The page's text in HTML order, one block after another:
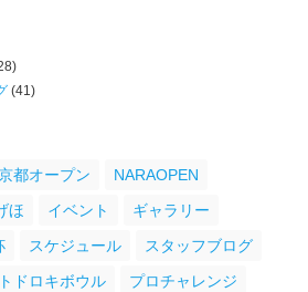
(41)
都オープン
NARAOPEN
ほ イベント
ギャラリー
スケジュール
スタッフブログ
トドロキボウル
プロチャレンジ